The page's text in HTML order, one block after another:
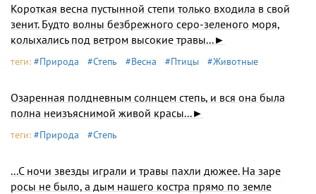
Короткая весна пустынной степи только входила в свой
зенит. Будто волны безбрежного серо-зеленого моря,
колыхались под ветром высокие травы...►
теги: #Природа #Степь #Весна #Птицы #Животные
Озаренная полдневным солнцем степь, и вся она была
полна неизъяснимой живой красы...►
теги: #Природа #Степь
...С ночи звезды играли и травы пахли дюжее. На заре
росы не было, а дым нашего костра прямо по земле